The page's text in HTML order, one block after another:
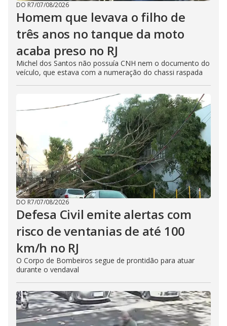
DO R7/07/08/2026
Homem que levava o filho de
três anos no tanque da moto
acaba preso no RJ
Michel dos Santos não possuía CNH nem o documento do
veículo, que estava com a numeração do chassi raspada
DO R7/07/08/2026
Defesa Civil emite alertas com
risco de ventanias de até 100
km/h no RJ
O Corpo de Bombeiros segue de prontidão para atuar
durante o vendaval